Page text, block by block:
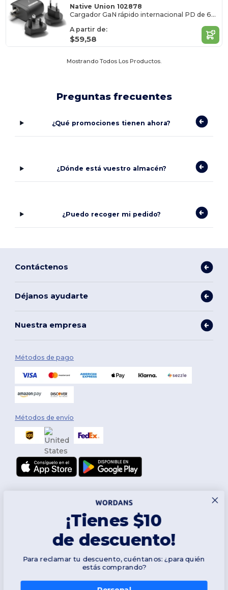
Native Union 102878
Cargador GaN rápido internacional PD de 67 W (3 puertos)
A partir de:
$59,58
Mostrando Todos Los Productos.
Preguntas frecuentes
¿Qué promociones tienen ahora?
¿Dónde está vuestro almacén?
¿Puedo recoger mi pedido?
Contáctenos
Déjanos ayudarte
Nuestra empresa
Métodos de pago
Métodos de envío
¡Tienes $10
de descuento!
Para reclamar tu descuento, cuéntanos: ¿para quién
estás comprando?